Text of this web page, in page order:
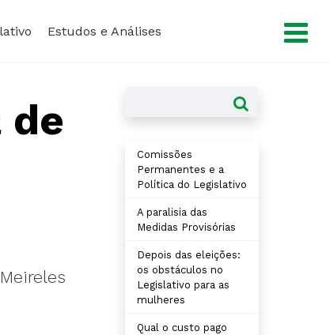
Estudos e Análises ×
de
Comissões
Permanentes e a
Política do Legislativo
A paralisia das
Medidas Provisórias
Depois das eleições:
os obstáculos no
Legislativo para as
mulheres
Qual o custo pago